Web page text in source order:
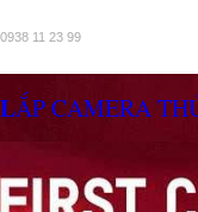
0938 11 23 99
LẮP CAMERA